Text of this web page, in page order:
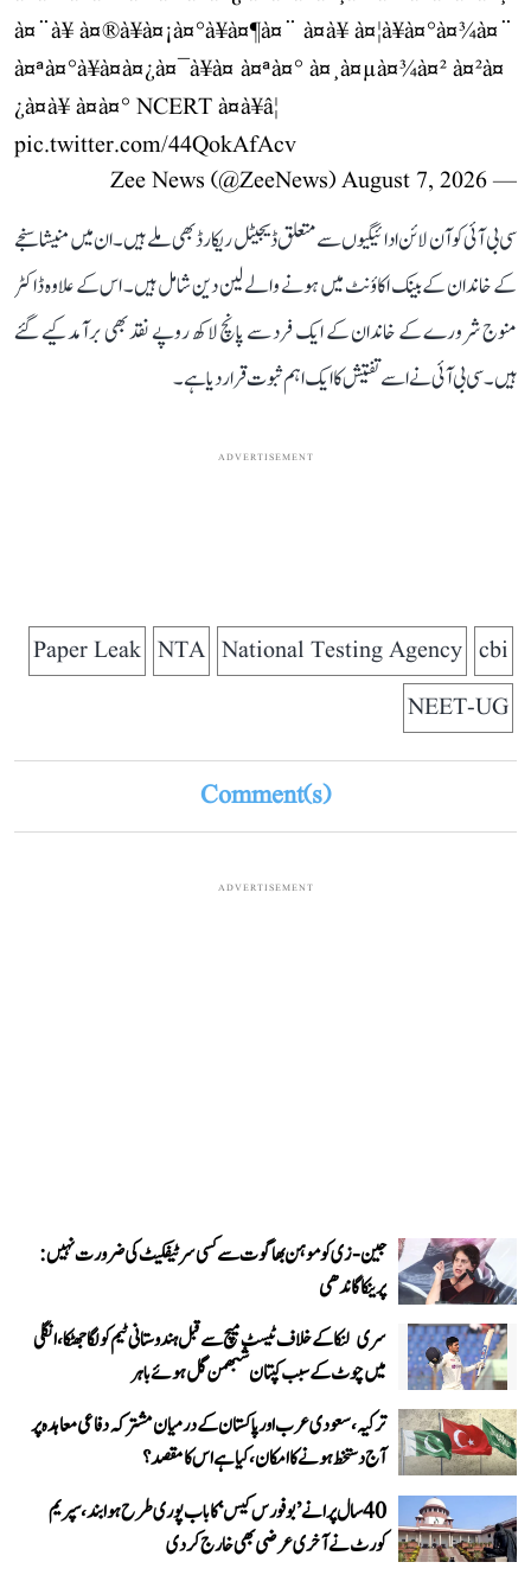
à¤¨à¥ à¤®à¥à¤¡à¤°à¥à¤¶à¤¨ à¤à¥ à¤¦à¥à¤°à¤¾à¤¨
à¤ªà¤°à¥à¤à¤¿à¤¯à¥à¤ à¤ªà¤° à¤¸à¤µà¤¾à¤² à¤²à¤
¿à¤à¥ à¤à¤° NCERT à¤à¥â¦
pic.twitter.com/44QokAfAcv
— Zee News (@ZeeNews)
August 7, 2026
سی بی آئی کو آن لائن ادائیگیوں سے متعلق ڈیجیٹل ریکارڈ بھی ملے ہیں۔ ان میں منیشا سنجے
کے خاندان کے بینک اکاؤنٹ میں ہونے والے لین دین شامل ہیں۔ اس کے علاوہ ڈاکٹر
منوج شرورے کے خاندان کے ایک فرد سے پانچ لاکھ روپے نقد بھی برآمد کیے گئے
ہیں۔ سی بی آئی نے اسے تفتیش کا ایک اہم ثبوت قرار دیا ہے۔
ADVERTISEMENT
cbi
National Testing Agency
NTA
Paper Leak
NEET-UG
Comment(s)
ADVERTISEMENT
جین-زی کو موہن بھاگوت سے کسی سرٹیفکیٹ کی ضرورت نہیں:
پرینکا گاندھی
سری لنکا کے خلاف ٹیسٹ میچ سے قبل ہندوستانی ٹیم کو لگا جھٹکا، انگلی
میں چوٹ کے سبب کپتان شبھمن گل ہوئے باہر
ترکیہ، سعودی عرب اور پاکستان کے درمیان مشترکہ دفاعی معاہدہ پر
آج دستخط ہونے کا امکان، کیا ہے اس کا مقصد؟
40 سال پرانے ’بوفورس کیس‘ کا باب پوری طرح ہوا بند، سپریم
کورٹ نے آخری عرضی بھی خارج کر دی